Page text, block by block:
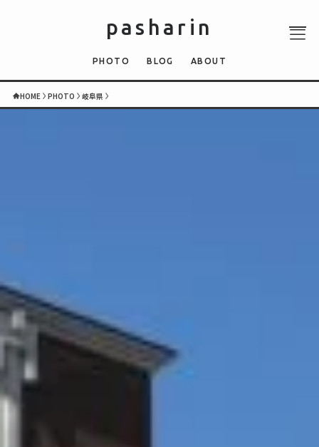
Twitter Instagram
pasharin
PHOTO BLOG ABOUT
HOME PHOTO 岐阜県